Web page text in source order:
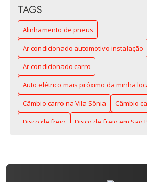
DISCO DE FREIO: O QUE VOCÊ PRECISA SABER
PARA A SEGURANÇA DO SEU
DISCO DE FREIO: O QUE VOCÊ PRECISA SABER
PARA SEGURANÇA IDEAL
ENTENDA A IMPORTÂNCIA DA TROCA DE FREIO E
ACELERADOR
ENTENDA COMO FUNCIONA O FREIO
HIDRÁULICO E SUAS VANTAGENS
TAGS
Alinhamento de pneus
Ar condicionado automotivo instalação
Ar condicionado carro
Auto elétrico mais próximo da minha
Câmbio carro na Vila Sônia
Câmbio
Disco de freio
Disco de freio em São